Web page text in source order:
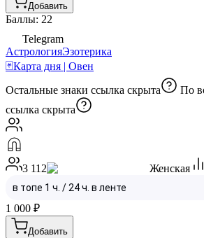
Добавить
Баллы: 22
Telegram
АстрологияЭзотерика
🃏Карта дня | Овен
Остальные знаки ссылка скрыта
По
ссылка скрыта
3 112 Женская
1 000 ₽
Добавить